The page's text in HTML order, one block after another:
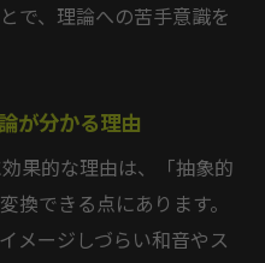
で、理論への苦手意識を
が分かる理由
果的な理由は、「抽象的
換できる点にあります。
メージしづらい和音やス